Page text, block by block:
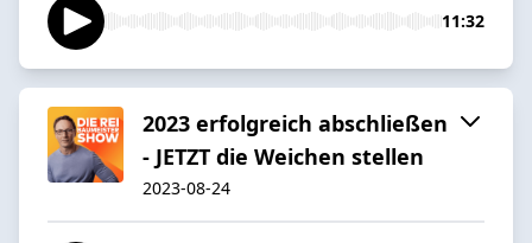
11:32
2023 erfolgreich abschließen
- JETZT die Weichen stellen
2023-08-24